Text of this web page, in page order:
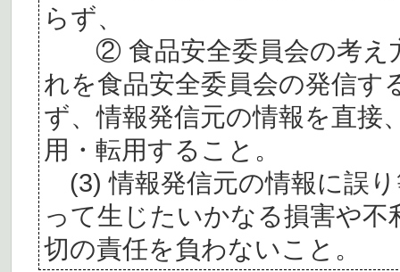
らず、
② 食品安全委員会の考え
れを食品安全委員会の発信す
ず、情報発信元の情報を直接
用・転用すること。
(3) 情報発信元の情報に誤
って生じたいかなる損害や
切の責任を負わないこと。